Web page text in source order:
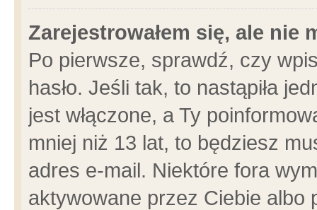
Zarejestrowałem się, ale nie
Po pierwsze, sprawdź, czy
hasło. Jeśli tak, to nastąpiła
jest włączone, a Ty
mniej niż 13 lat, to będziesz
adres e-mail. Niektóre fora
aktywowane przez Ciebie albo